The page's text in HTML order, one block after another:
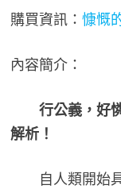
購買資訊： 慷慨
內容簡介：
行公義，好
解析！
自人類開始具